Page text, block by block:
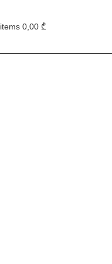
items 0,00 ₾